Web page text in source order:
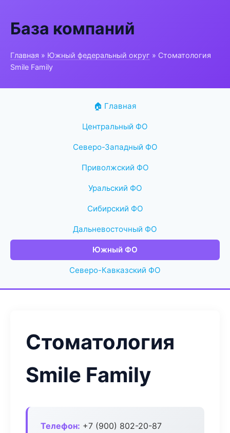
База компаний
Главная » Южный федеральный округ » Стоматология
Smile Family
🏠 Главная
Центральный ФО
Северо-Западный ФО
Приволжский ФО
Уральский ФО
Сибирский ФО
Дальневосточный ФО
Южный ФО
Северо-Кавказский ФО
Стоматология
Smile Family
Телефон: +7 (900) 802-20-87